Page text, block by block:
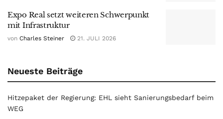
Expo Real setzt weiteren Schwerpunkt
mit Infrastruktur
von Charles Steiner 21. JULI 2026
Neueste Beiträge
Hitzepaket der Regierung: EHL sieht Sanierungsbedarf beim
WEG